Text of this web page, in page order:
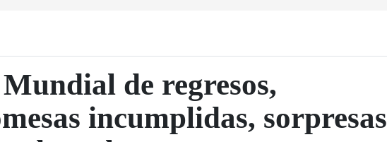
de regresos,
incumplidas, sorpresas